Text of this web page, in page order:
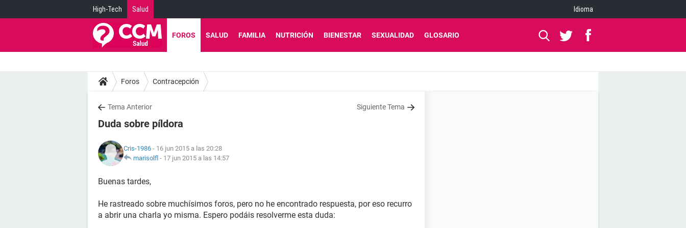
High-Tech Salud Idioma
FOROS SALUD FAMILIA NUTRICIÓN BIENESTAR SEXUALIDAD GLOSARIO
Foros Contracepción
Tema Anterior Siguiente Tema
Duda sobre píldora
Cris-1986 - 16 jun 2015 a las 20:28
marisolfl - 17 jun 2015 a las 14:57
Buenas tardes,
He rastreado sobre muchísimos foros, pero no he encontrado respuesta, por eso recurro
a abrir una charla yo misma. Espero podáis resolverme esta duda: